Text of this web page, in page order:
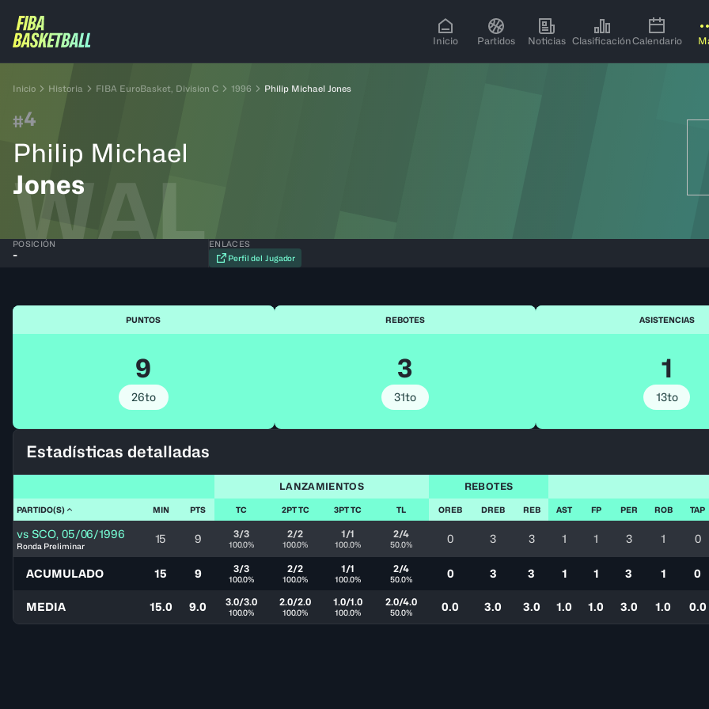
Inicio Partidos Noticias ClasificaciónCalendario
Inicio Historia FIBA EuroBasket, Division C 1996 Philip Michael Jones
#4
Philip Michael
Jones
WAL
POSICIÓN
-
ENLACES
Perfil del Jugador
PUNTOS
9
26to
REBOTES
3
31to
ASISTENCIAS
1
13to
Estadísticas detalladas
LANZAMIENTOS REBOTES
PARTIDO(S) MIN PTS TC 2PT TC 3PT TC TL OREB DREB REB AST FP PER ROB TAP
vs SCO, 05/06/1996
Ronda Preliminar
15 9 3/3
100.0%
2/2
100.0%
1/1
100.0%
2/4
50.0% 0 3 3 1 1 3 1 0
ACUMULADO 15 9 3/3
100.0%
2/2
100.0%
1/1
100.0%
2/4
50.0% 0 3 3 1 1 3 1 0
MEDIA 15.0 9.0 3.0/3.0
100.0%
2.0/2.0
100.0%
1.0/1.0
100.0%
2.0/4.0
50.0% 0.0 3.0 3.0 1.0 1.0 3.0 1.0 0.0